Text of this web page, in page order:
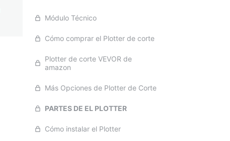
Módulo Técnico
Cómo comprar el Plotter de corte
Plotter de corte VEVOR de
amazon
Más Opciones de Plotter de Corte
PARTES DE EL PLOTTER
Cómo instalar el Plotter